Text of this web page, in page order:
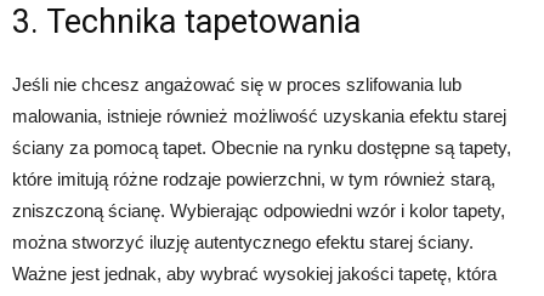
3. Technika tapetowania
Jeśli nie chcesz angażować się w proces szlifowania lub
malowania, istnieje również możliwość uzyskania efektu starej
ściany za pomocą tapet. Obecnie na rynku dostępne są tapety,
które imitują różne rodzaje powierzchni, w tym również starą,
zniszczoną ścianę. Wybierając odpowiedni wzór i kolor tapety,
można stworzyć iluzję autentycznego efektu starej ściany.
Ważne jest jednak, aby wybrać wysokiej jakości tapetę, która